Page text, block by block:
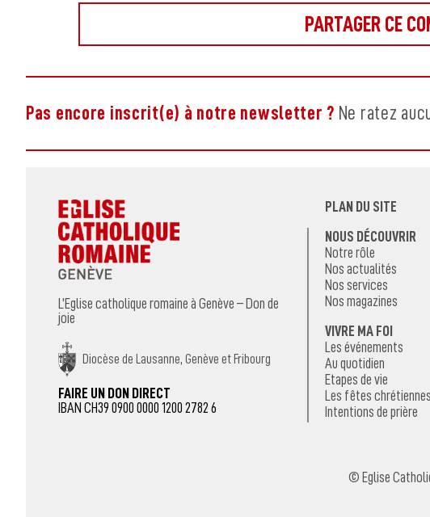
Pas encore inscrit(e) à notre newsletter ? Ne ratez
L’Eglise catholique romaine à Genève – Don de
joie
Diocèse de Lausanne, Genève et Fribourg
FAIRE UN DON DIRECT
IBAN CH39 0900 0000 1200 2782 6
PLAN DU SITE
NOUS DÉCOUVRIR
Notre rôle
Nos actualités
Nos services
Nos magazines
VIVRE MA FOI
Les événements
Au quotidien
Etapes de vie
Les fêtes chrétiennes
Intentions de prière
© Eglise